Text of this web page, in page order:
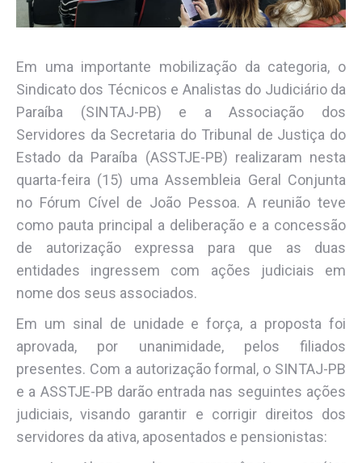
Em uma importante mobilização da categoria, o
Sindicato dos Técnicos e Analistas do Judiciário da
Paraíba (SINTAJ-PB) e a Associação dos
Servidores da Secretaria do Tribunal de Justiça do
Estado da Paraíba (ASSTJE-PB) realizaram nesta
quarta-feira (15) uma Assembleia Geral Conjunta
no Fórum Cível de João Pessoa. A reunião teve
como pauta principal a deliberação e a concessão
de autorização expressa para que as duas
entidades ingressem com ações judiciais em
nome dos seus associados.
Em um sinal de unidade e força, a proposta foi
aprovada, por unanimidade, pelos filiados
presentes. Com a autorização formal, o SINTAJ-PB
e a ASSTJE-PB darão entrada nas seguintes ações
judiciais, visando garantir e corrigir direitos dos
servidores da ativa, aposentados e pensionistas: